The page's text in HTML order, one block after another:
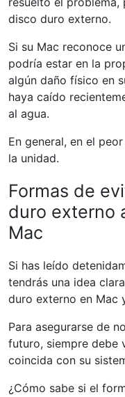
disco duro externo.
Si su Mac reconoce
podría estar en la
algún daño físico en
haya caído
al agua.
En general, en el
la unidad.
Formas de
duro externo
Mac
Si has leído
tendrás una idea
duro externo en Mac
Para asegurarse de
futuro, siempre debe
coincida con su
¿Cómo sabe si el